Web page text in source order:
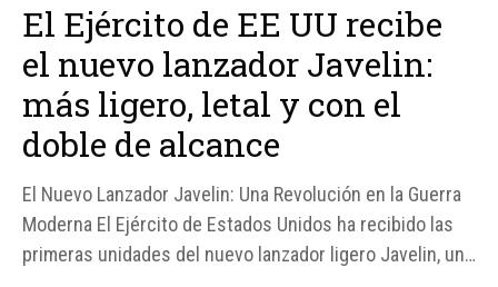
El Ejército de EE UU recibe
el nuevo lanzador Javelin:
más ligero, letal y con el
doble de alcance
El Nuevo Lanzador Javelin: Una Revolución en la Guerra
Moderna El Ejército de Estados Unidos ha recibido las
primeras unidades del nuevo lanzador ligero Javelin, un